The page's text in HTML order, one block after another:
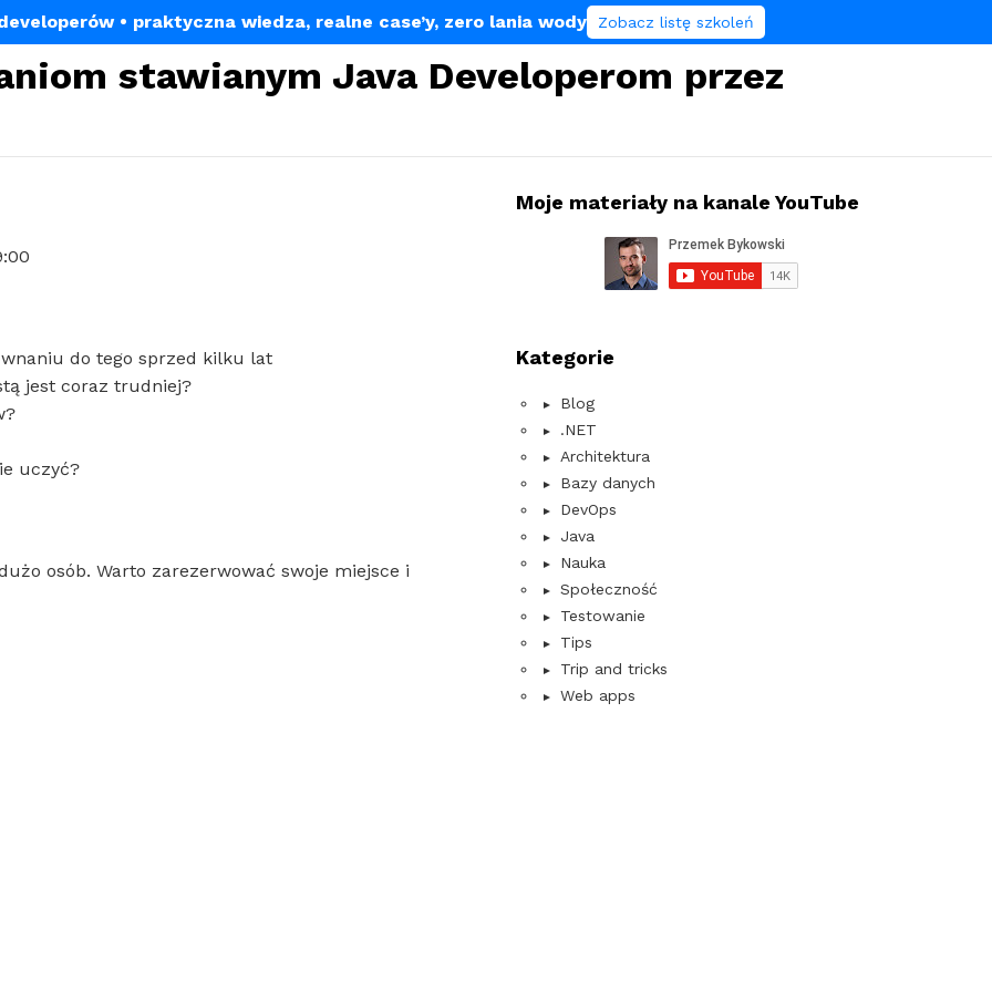
• praktyczna wiedza, realne case’y, zero lania wody Zobacz listę szkoleń
stawianym Java Developerom przez
do tego sprzed kilku lat
jest coraz trudniej?
uczyć?
osób. Warto zarezerwować swoje miejsce i
Moje materiały na kanale YouTube
Kategorie
Blog
.NET
Architektura
Bazy danych
DevOps
Java
Nauka
Społeczność
Testowanie
Tips
Trip and tricks
Web apps